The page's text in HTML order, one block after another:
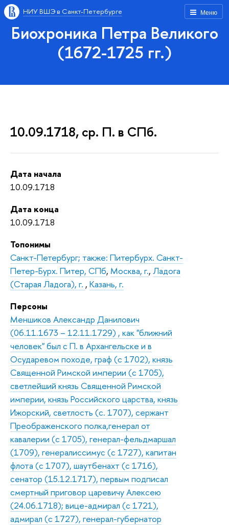
Меню
НИУ ВШЭ в Санкт-Петербурге
Биохроника Петра Великого
(1672-1725 гг.)
10.09.1718, ср. П. в СПб.
Дата начала
10.09.1718
Дата конца
10.09.1718
Топонимы
Санкт-Петербург; также: Питербурх. Санкт-
Петер-Бурх. Питер, СПб, Москва, г., Ладога
(Старая Ладога), г. , Казань, г.
Персоны
Меншиков Александр Данилович
(06.11.1673 – 12.11.1729) , как "ближний
человек" был с П. в Архангельске и в
Осударевом походе, граф (с 1702), князь
Священной Римской империи (с 1705),
светлейший князь Священной Римской
империи, князь Российского царства, князь
Ижорский, светлость (с. 1707), сержант
Преображенского полка,генерал от
кавалерии (с 1705), генерал-фельдмаршал
(1709), генералиссимус (с 1727), капитан
флота (с 1707), шаутбенахт (с 1716),
сенатор (15.12.1717), первым подписал
смертный приговор царевичу Алексею
(24.06.1718); вице-адмирал (с 1721),
адмирал (с 1727), генерал-губернатор